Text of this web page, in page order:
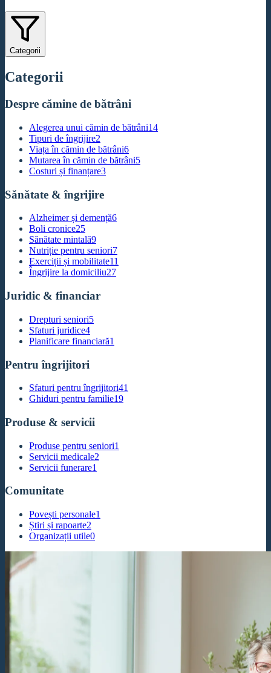
Categorii
Categorii
Despre cămine de bătrâni
Alegerea unui cămin de bătrâni14
Tipuri de îngrijire2
Viața în cămin de bătrâni6
Mutarea în cămin de bătrâni5
Costuri și finanțare3
Sănătate & îngrijire
Alzheimer și demență6
Boli cronice25
Sănătate mintală9
Nutriție pentru seniori7
Exerciții și mobilitate11
Îngrijire la domiciliu27
Juridic & financiar
Drepturi seniori5
Sfaturi juridice4
Planificare financiară1
Pentru îngrijitori
Sfaturi pentru îngrijitori41
Ghiduri pentru familie19
Produse & servicii
Produse pentru seniori1
Servicii medicale2
Servicii funerare1
Comunitate
Povești personale1
Știri și rapoarte2
Organizații utile0